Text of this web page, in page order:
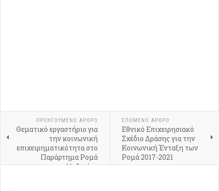
ΠΡΟΗΓΟΎΜΕΝΟ ΆΡΘΡΟ
Θεματικό εργαστήριο για
την κοινωνική
επιχειρηματικότητα στο
Παράρτημα Ρομά
Αλιβερίου
ΕΠΌΜΕΝΟ ΆΡΘΡΟ
Εθνικό Επιχειρησιακό
Σχέδιο Δράσης για την
Κοινωνική Ένταξη των
Ρομά 2017-2021